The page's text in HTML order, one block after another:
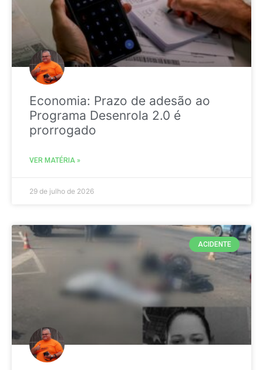
Economia: Prazo de adesão ao
Programa Desenrola 2.0 é
prorrogado
VER MATÉRIA »
29 de julho de 2026
ACIDENTE